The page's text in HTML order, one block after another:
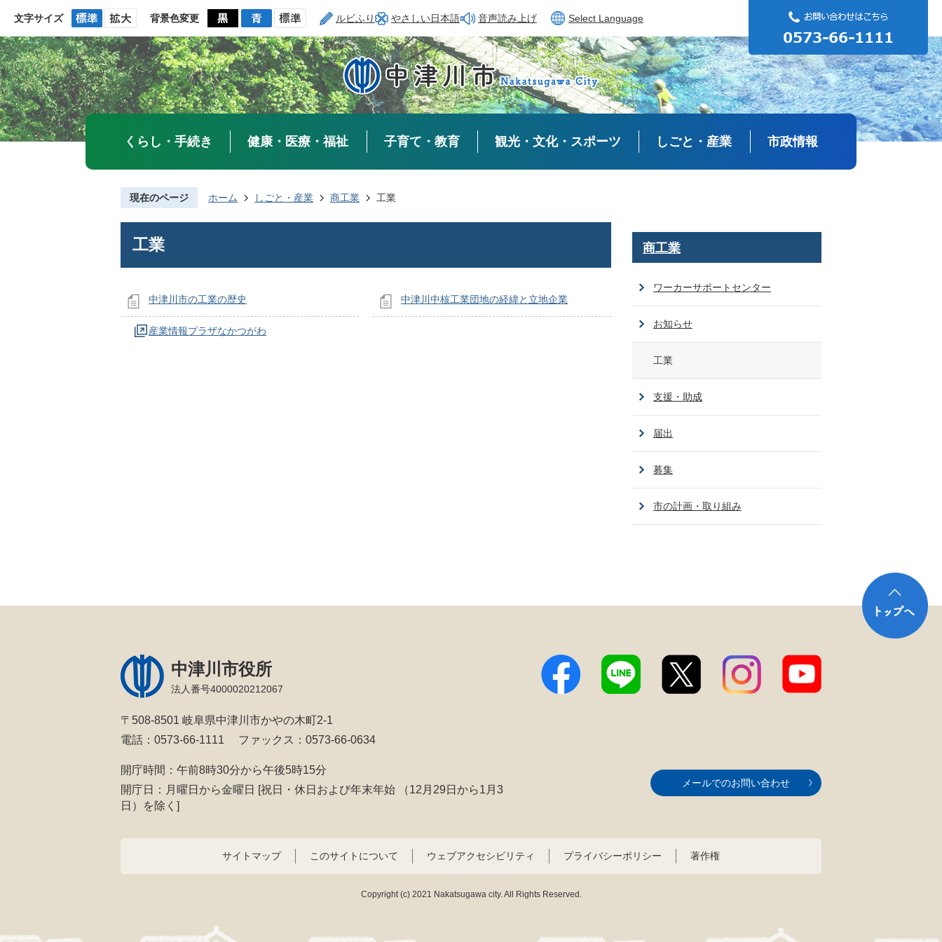
文字サイズ 背景色変更 ルビふり やさしい日本語 音声読み上げ Select Language
くらし・手続き 健康・医療・福祉 子育て・教育 観光・文化・スポーツ しごと・産業 市政情報
現在のページ ホーム しごと・産業 商工業 工業
工業
中津川市の工業の歴史 中津川中核工業団地の経緯と立地企業
産業情報プラザなかつがわ
商工業
ワーカーサポートセンター
お知らせ
工業
支援・助成
届出
募集
市の計画・取り組み
中津川市役所
法人番号4000020212067
〒508-8501 岐阜県中津川市かやの木町2-1
電話：0573-66-1111
ファックス：0573-66-0634
開庁時間：午前8時30分から午後5時15分
開庁日：月曜日から金曜日 [祝日・休日および年末年始
（12月29日から1月3
日）を除く]
メールでのお問い合わせ
サイトマップ このサイトについて ウェブアクセシビリティ プライバシーポリシー 著作権
Copyright (c) 2021 Nakatsugawa city. All Rights Reserved.